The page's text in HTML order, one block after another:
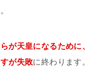
が天皇になるために
が失敗に終わります。